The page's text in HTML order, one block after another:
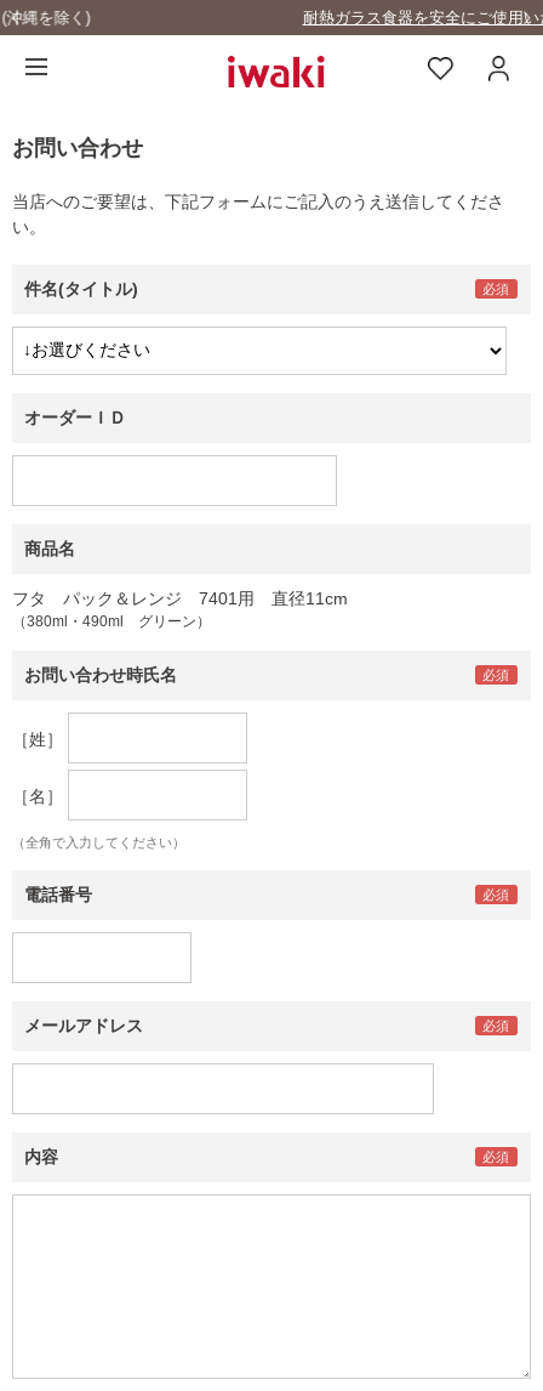
耐熱ガラス食器を安全にご使用いただくために
お問い合わせ
当店へのご要望は、下記フォームにご記入のうえ送信してくださ
い。
件名(タイトル)
オーダーＩＤ
商品名
フタ パック＆レンジ 7401用 直径11cm
（380ml・490ml グリーン）
お問い合わせ時氏名
［姓］
［名］
（全角で入力してください）
電話番号
メールアドレス
内容